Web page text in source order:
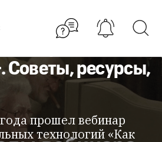
Интернет для тех,
Советы, ресурсы,
прошел вебинар
технологий «Как